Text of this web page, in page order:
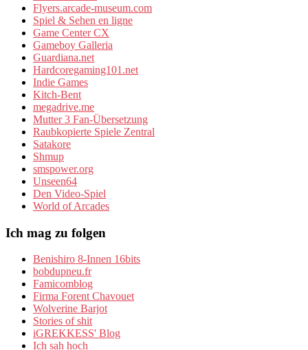
Flyers.arcade-museum.com
Spiel & Sehen en ligne
Game Center CX
Gameboy Galleria
Guardiana.net
Hardcoregaming101.net
Indie Games
Kitch-Bent
megadrive.me
Mutter 3 Fan-Übersetzung
Raubkopierte Spiele Zentral
Satakore
Shmup
smspower.org
Unseen64
Den Video-Spiel
World of Arcades
Ich mag zu folgen
Benishiro 8-Innen 16bits
bobdupneu.fr
Famicomblog
Firma Forent Chavouet
Wolverine Barjot
Stories of shit
iGREKKESS' Blog
Ich sah hoch